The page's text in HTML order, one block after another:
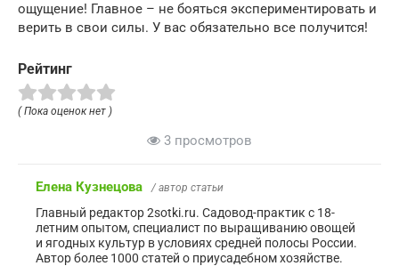
ощущение! Главное – не бояться экспериментировать и
верить в свои силы. У вас обязательно все получится!
Рейтинг
( Пока оценок нет )
3 просмотров
Елена Кузнецова / автор статьи
Главный редактор 2sotki.ru. Садовод-практик с 18-
летним опытом, специалист по выращиванию овощей
и ягодных культур в условиях средней полосы России.
Автор более 1000 статей о приусадебном хозяйстве.